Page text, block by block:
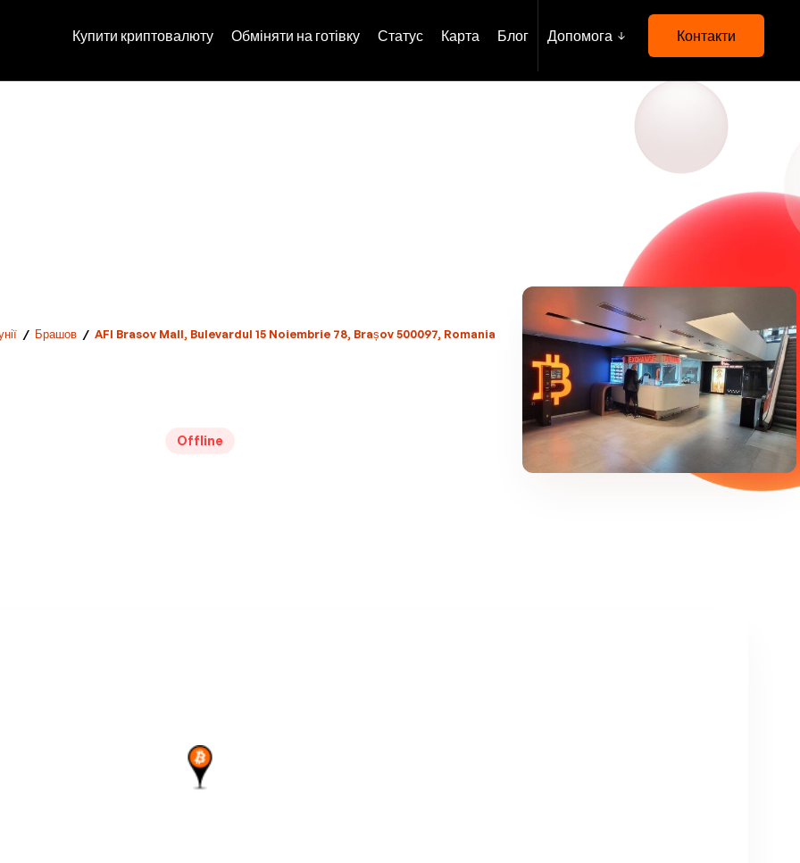
Купити криптовалюту Обміняти на готівку Статус Карта Блог Допомога Контакти
/ Брашов / AFI Brasov Mall, Bulevardul 15 Noiembrie 78, Brașov 500097, Romania
Offline